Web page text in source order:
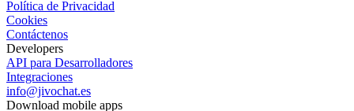
Política de Privacidad
Cookies
Contáctenos
Developers
API para Desarrolladores
Integraciones
info@jivochat.es
Download mobile apps